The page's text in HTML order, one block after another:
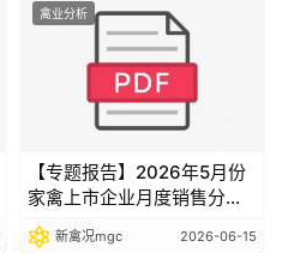
禽业分析
【专题报告】2026年5月份
家禽上市企业月度销售分析
报告
新禽况mgc 2026-06-15